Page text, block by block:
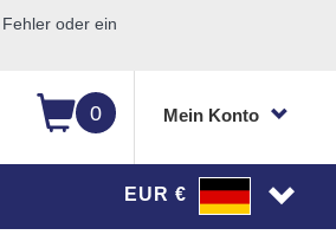
oder ein
0 Mein Konto
EUR €